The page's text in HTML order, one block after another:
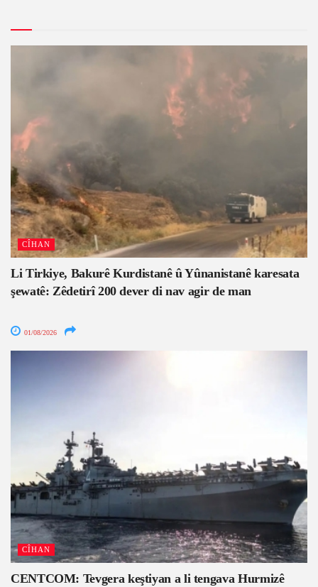
CÎHAN
Li Tirkiye, Bakurê Kurdistanê û Yûnanistanê karesata
şewatê: Zêdetirî 200 dever di nav agir de man
01/08/2026
CÎHAN
CENTCOM: Tevgera keştiyan a li tengava Hurmizê